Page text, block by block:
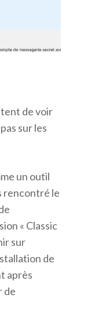
de voir
sur les
un outil
rencontré le
« Classic
sur
de
après
de